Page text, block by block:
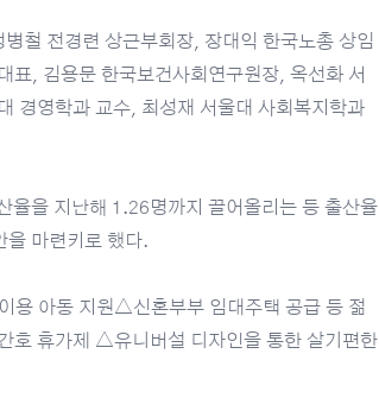
철 전경련 상근부회장, 장대익 한국노총 상임
표, 김용문 한국보건사회연구원장, 옥선화 서
경영학과 교수, 최성재 서울대 사회복지학과
율을 지난해 1.26명까지 끌어올리는 등 출산율
을 마련키로 했다.
용 아동 지원△신혼부부 임대주택 공급 등 젊
호 휴가제 △유니버설 디자인을 통한 살기편한